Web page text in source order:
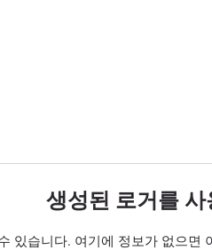
생성된 로거를 사
있습니다. 여기에 정보가 없으면